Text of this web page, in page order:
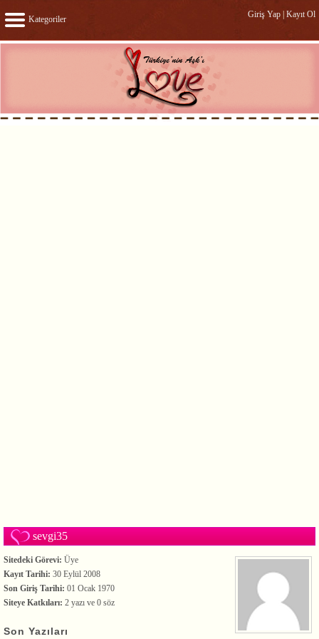
Kategoriler Giriş Yap Kayıt Ol
sevgi35
Sitedeki Görevi: Üye
Kayıt Tarihi: 30 Eylül 2008
Son Giriş Tarihi: 01 Ocak 1970
Siteye Katkıları: 2 yazı ve 0 söz
Son Yazıları